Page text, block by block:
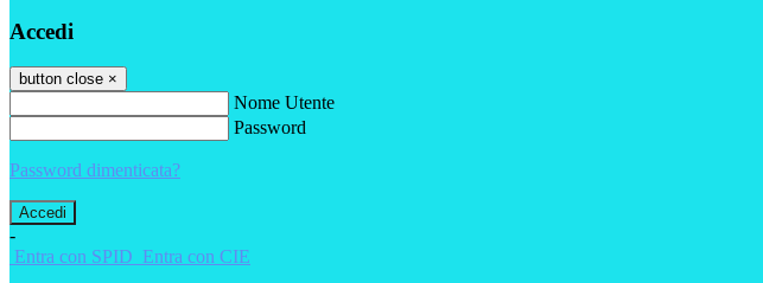
Accedi
button close ×
Nome Utente
Password
Password dimenticata?
-
Entra con SPID Entra con CIE